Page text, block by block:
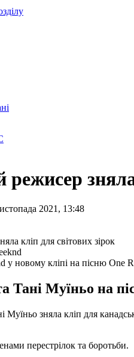
режисер
2021, 13:48
у новому кліпі на пісню One
Тані Муїньо на
Муїньо зняла кліп для
перестрілок та боротьби.